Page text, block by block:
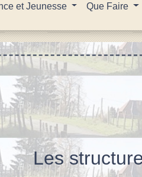
et Jeunesse Que Faire
Les